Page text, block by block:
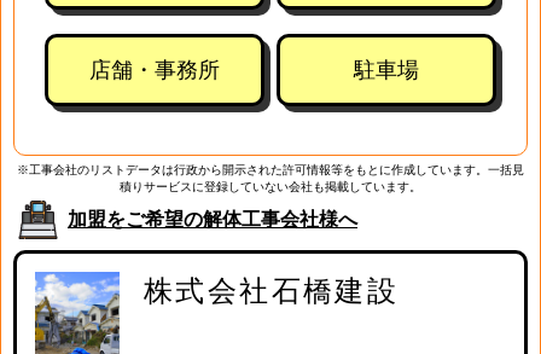
店舗・事務所 駐車場
※工事会社のリストデータは行政から開示された許可情報等をもとに作成しています。一括見
積りサービスに登録していない会社も掲載しています。
加盟をご希望の解体工事会社様へ
株式会社石橋建設